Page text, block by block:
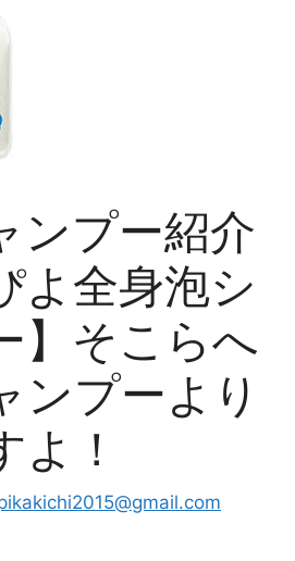
ンプー紹介
よ全身泡シ
】そこらへ
ンプーより
よ！